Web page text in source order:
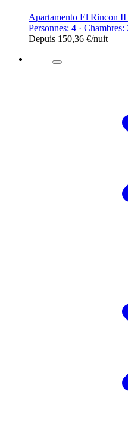
Apartamento El Rincon
Personnes: 4 · Chambres:
Depuis 150,36 €/nuit